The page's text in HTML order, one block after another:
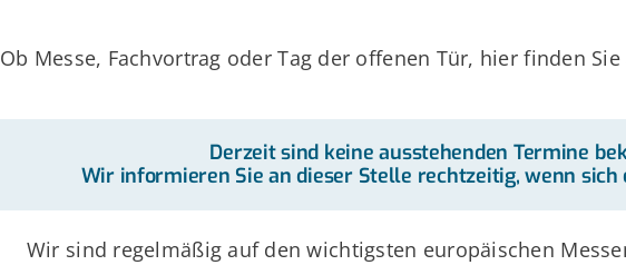
Ob Messe, Fachvortrag oder Tag der offenen Tür, hier finden
Derzeit sind keine ausstehenden Termine
Wir informieren Sie an dieser Stelle rechtzeitig, wenn sich
Wir sind regelmäßig auf den wichtigsten europäischen